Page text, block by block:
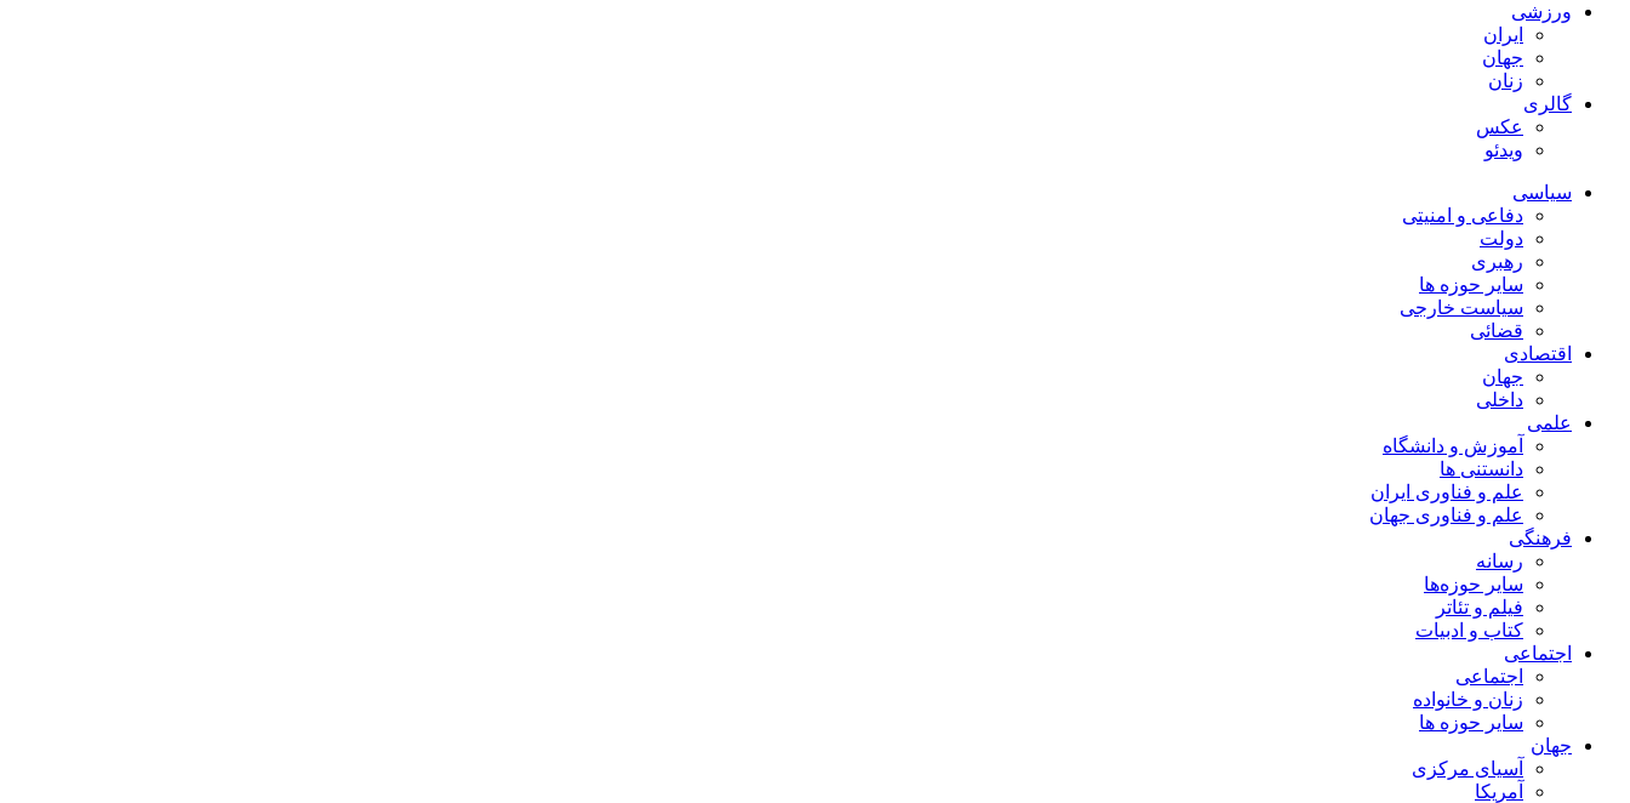
ورزشی
ایران
جهان
زنان
گالری
عکس
ویدئو
سیاسی
دفاعی و امنیتی
دولت
رهبری
سایر حوزه ها
سیاست خارجی
قضائی
اقتصادی
جهان
داخلی
علمی
آموزش و دانشگاه
دانستنی ها
علم و فناوری ایران
علم و فناوری جهان
فرهنگی
رسانه
سایر حوزه‌ها
فیلم و تئاتر
کتاب و ادبیات
اجتماعی
اجتماعی
زنان و خانواده
سایر حوزه ها
جهان
آسیای مرکزی
آمریکا